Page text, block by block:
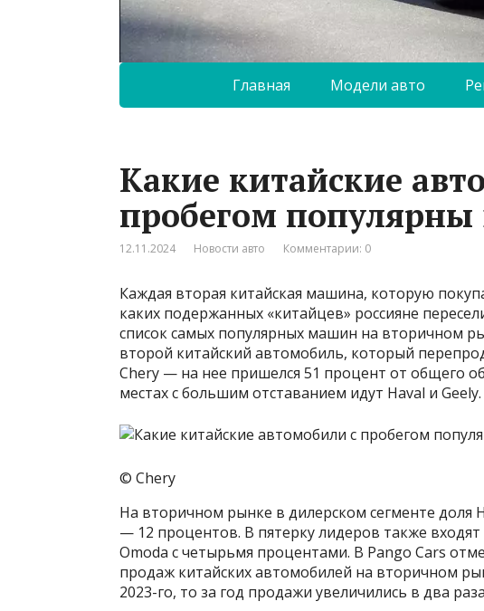
Главная Модели авто
Какие китайские
пробегом популярны
12.11.2024 Новости авто Комментарии: 0
Каждая вторая китайская машина, которую
каких подержанных «китайцев» россияне
список самых популярных машин на вторичном
второй китайский автомобиль, который
Сhery — на нее пришелся 51 процент от общего
местах с большим отставанием идут Haval и Geely.
© Chery
На вторичном рынке в дилерском сегменте доля
— 12 процентов. В пятерку лидеров также
Omoda с четырьмя процентами. В Pango Cars
продаж китайских автомобилей на вторичном
2023-го, то за год продажи увеличились в два